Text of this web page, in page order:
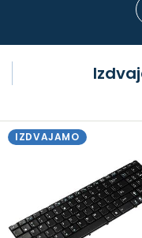
IZDVAJAMO